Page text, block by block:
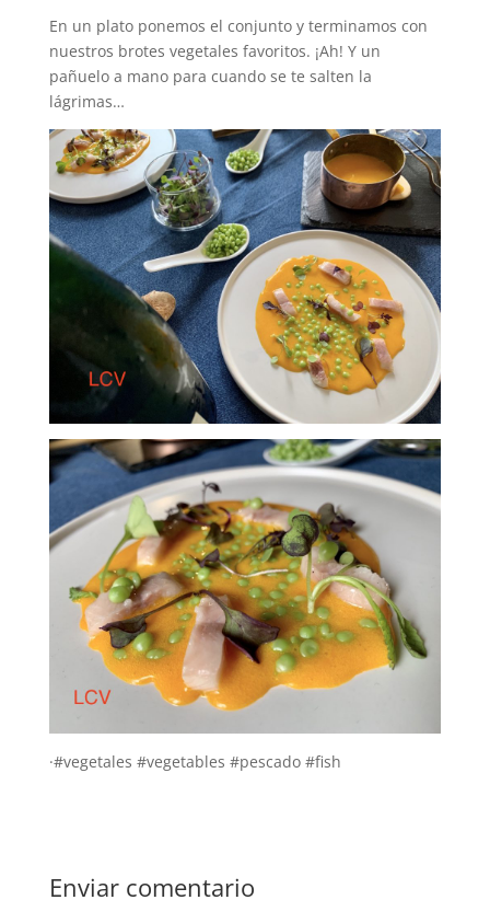
En un plato ponemos el conjunto y terminamos con
nuestros brotes vegetales favoritos. ¡Ah! Y un
pañuelo a mano para cuando se te salten la
lágrimas…
·#vegetales #vegetables #pescado #fish
Enviar comentario